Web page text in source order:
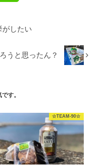
がしたい
うと思ったん？
す。
☆TEAM-90☆